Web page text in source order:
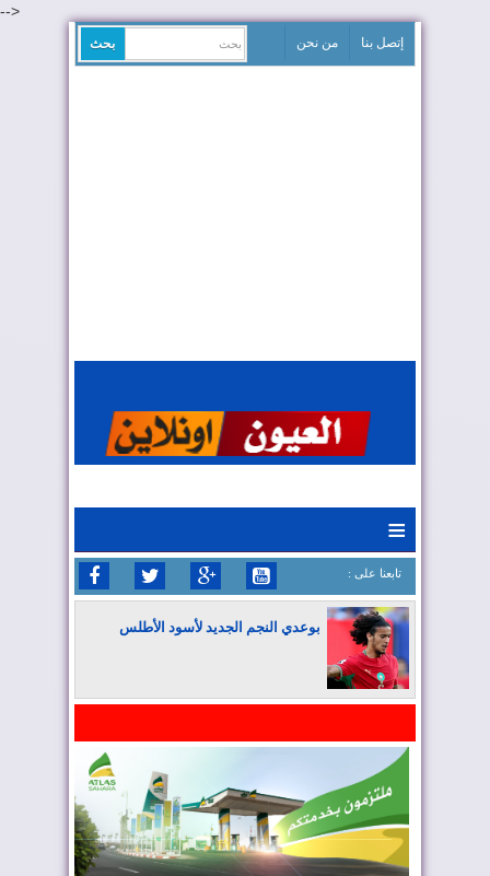
-->
إتصل بنا من نحن
≡
: تابعنا على
بوعدي النجم الجديد لأسود الأطلس
المغرب يعزز موقعه في صناعة الطيران